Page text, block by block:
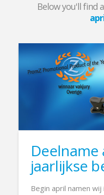
Below you'll find
Deelname
jaarlijkse
Begin april namen